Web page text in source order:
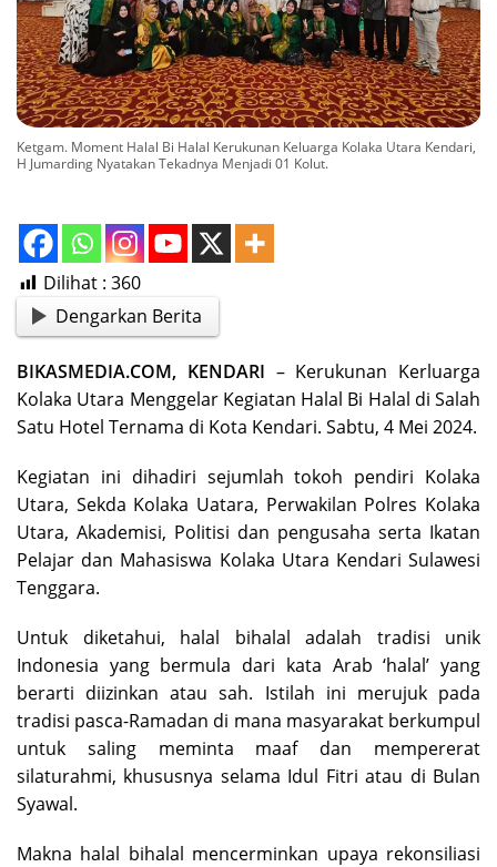
Ketgam. Moment Halal Bi Halal Kerukunan Keluarga Kolaka Utara Kendari,
H Jumarding Nyatakan Tekadnya Menjadi 01 Kolut.
Dilihat : 360
Dengarkan Berita
BIKASMEDIA.COM, KENDARI – Kerukunan Kerluarga
Kolaka Utara Menggelar Kegiatan Halal Bi Halal di Salah
Satu Hotel Ternama di Kota Kendari. Sabtu, 4 Mei 2024.
Kegiatan ini dihadiri sejumlah tokoh pendiri Kolaka
Utara, Sekda Kolaka Uatara, Perwakilan Polres Kolaka
Utara, Akademisi, Politisi dan pengusaha serta Ikatan
Pelajar dan Mahasiswa Kolaka Utara Kendari Sulawesi
Tenggara.
Untuk diketahui, halal bihalal adalah tradisi unik
Indonesia yang bermula dari kata Arab ‘halal’ yang
berarti diizinkan atau sah. Istilah ini merujuk pada
tradisi pasca-Ramadan di mana masyarakat berkumpul
untuk saling meminta maaf dan mempererat
silaturahmi, khususnya selama Idul Fitri atau di Bulan
Syawal.
Makna halal bihalal mencerminkan upaya rekonsiliasi